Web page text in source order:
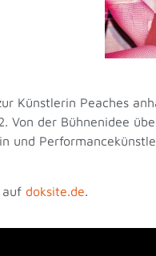
Künstlerin Peaches
Von der Bühnenidee
und
auf doksite.de.